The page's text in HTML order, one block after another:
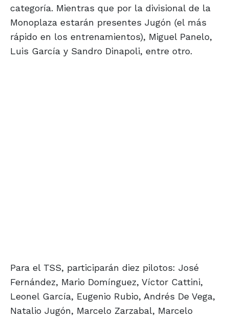
categoría. Mientras que por la divisional de la
Monoplaza estarán presentes Jugón (el más
rápido en los entrenamientos), Miguel Panelo,
Luis García y Sandro Dinapoli, entre otro.
Para el TSS, participarán diez pilotos: José
Fernández, Mario Domínguez, Víctor Cattini,
Leonel García, Eugenio Rubio, Andrés De Vega,
Natalio Jugón, Marcelo Zarzabal, Marcelo